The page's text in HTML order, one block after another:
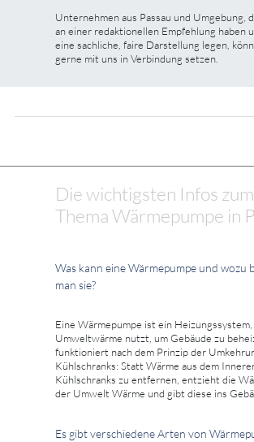
Unternehmen aus Passau und Umgebung,
an einer redaktionellen Empfehlung haben
eine sachliche, faire Darstellung legen,
gerne mit uns in Verbindung setzen.
Die wichtigsten Infos zum
Thema Wärmepumpe in
Was kann eine Wärmepumpe und wozu
man sie?
Eine Wärmepumpe ist ein Heizungssystem,
Umweltwärme nutzt, um Gebäude zu
funktioniert nach dem Prinzip der
Kühlschranks: Statt Wärme aus dem
Kühlschranks zu entfernen, entzieht die
der Umwelt Wärme und gibt diese ins
Es gibt verschiedene Arten von